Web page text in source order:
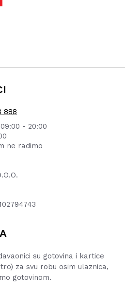
888
- 20:00
ne radimo
su gotovina i kartice
za svu robu osim ulaznica,
gotovinom.